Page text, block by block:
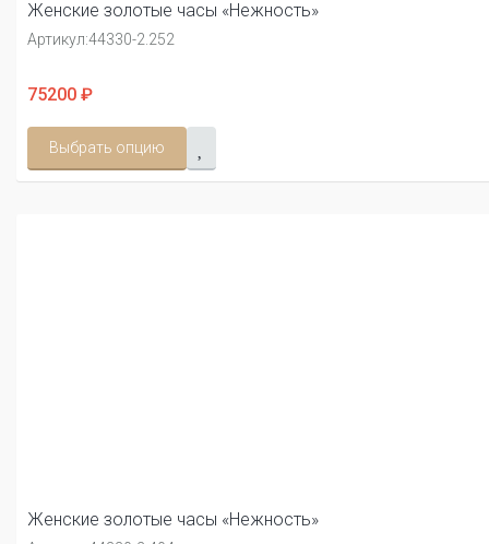
Женские золотые часы «Нежность»
Артикул:44330-2.252
75200 ₽
Выбрать опцию
Женские золотые часы «Нежность»